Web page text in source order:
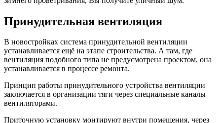
Принудительная вентиляция
В новостройках система принудительной вентиляции
устанавливается ещё на этапе строительства. А там, где
вентиляция подобного типа не предусмотрена проектом, она
устанавливается в процессе ремонта.
Принцип работы принудительного устройства вентиляции
заключается в организации тяги через специальные каналы
вентиляторами.
Приточную установку монтируют внутри помещения, через